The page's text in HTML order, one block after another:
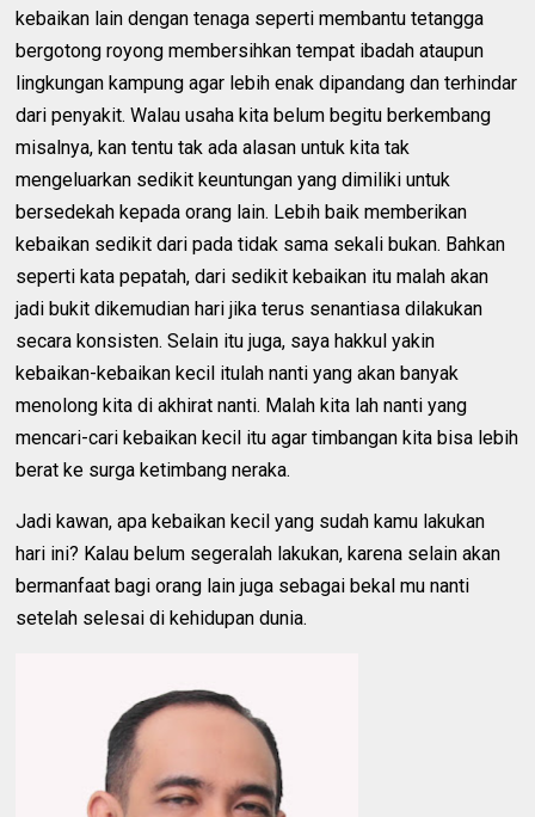
kebaikan lain dengan tenaga seperti membantu tetangga
bergotong royong membersihkan tempat ibadah ataupun
lingkungan kampung agar lebih enak dipandang dan terhindar
dari penyakit. Walau usaha kita belum begitu berkembang
misalnya, kan tentu tak ada alasan untuk kita tak
mengeluarkan sedikit keuntungan yang dimiliki untuk
bersedekah kepada orang lain. Lebih baik memberikan
kebaikan sedikit dari pada tidak sama sekali bukan. Bahkan
seperti kata pepatah, dari sedikit kebaikan itu malah akan
jadi bukit dikemudian hari jika terus senantiasa dilakukan
secara konsisten. Selain itu juga, saya hakkul yakin
kebaikan-kebaikan kecil itulah nanti yang akan banyak
menolong kita di akhirat nanti. Malah kita lah nanti yang
mencari-cari kebaikan kecil itu agar timbangan kita bisa lebih
berat ke surga ketimbang neraka.
Jadi kawan, apa kebaikan kecil yang sudah kamu lakukan
hari ini? Kalau belum segeralah lakukan, karena selain akan
bermanfaat bagi orang lain juga sebagai bekal mu nanti
setelah selesai di kehidupan dunia.